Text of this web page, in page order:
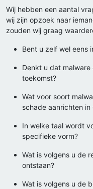
Wij hebben een aantal
wij zijn opzoek naar
zouden wij graag
Bent u zelf wel eens
Denkt u dat
toekomst?
Wat voor soort
schade aanrichten in
In welke taal wordt
specifieke vorm?
Wat is volgens u de
ontstaan?
Wat is volgens u de